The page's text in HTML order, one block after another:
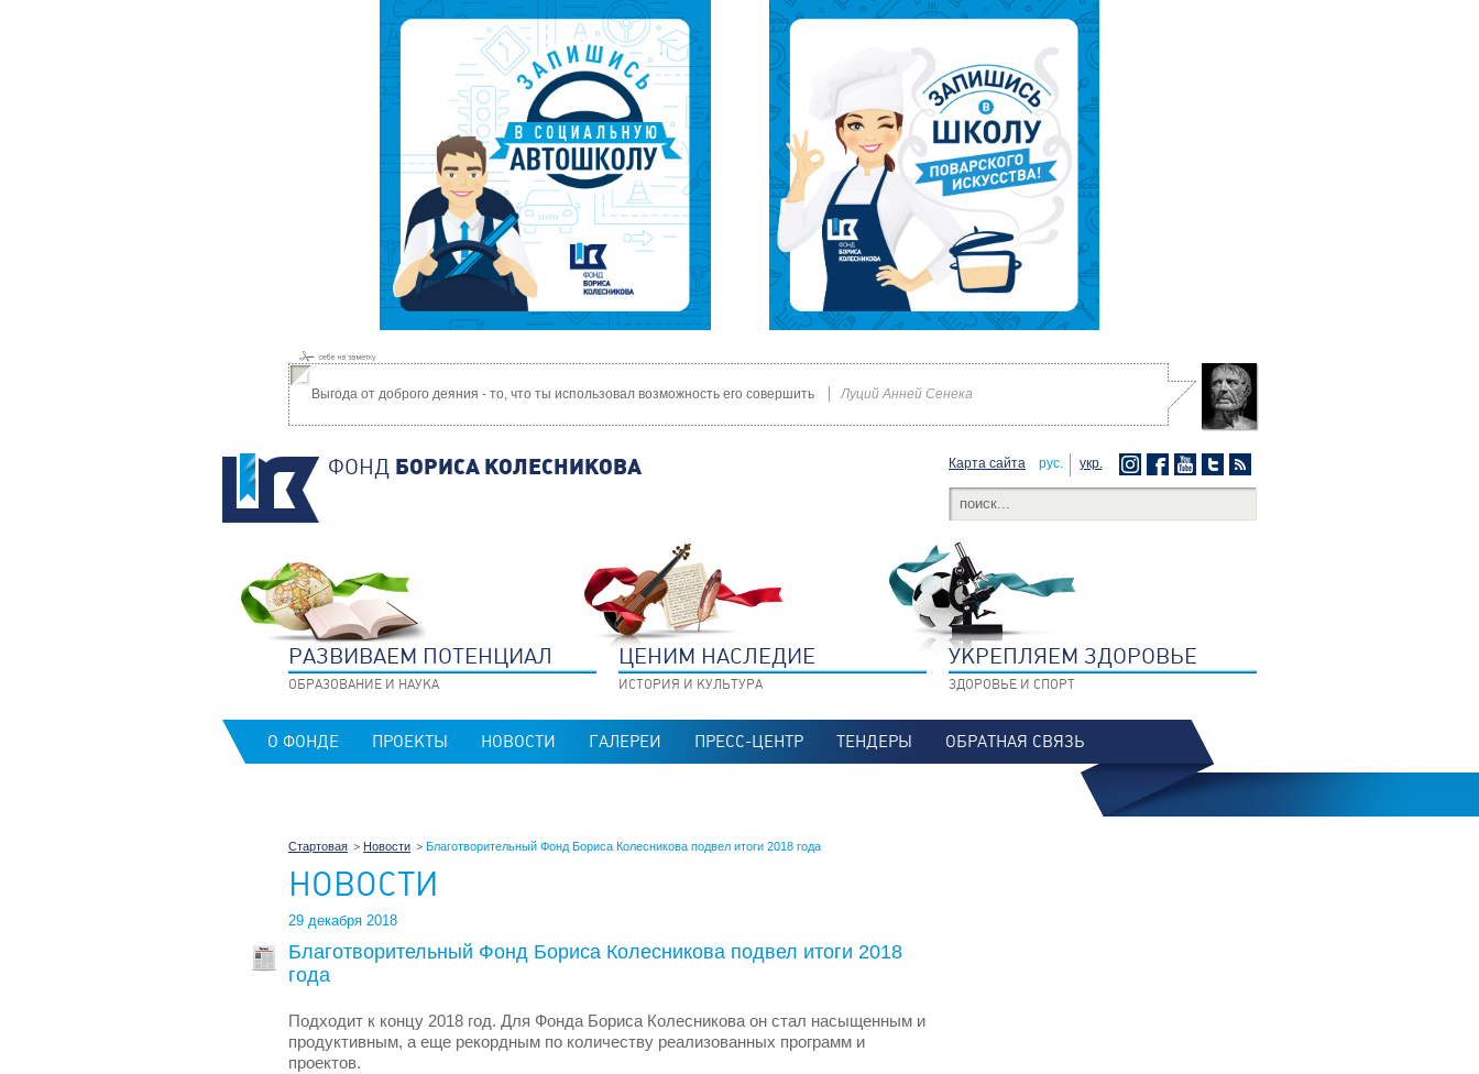
Выгода от доброго деяния - то, что ты использовал возможность его совершить Луций Анней Сенека
ФОНД БОРИСА КОЛЕСНИКОВА Карта сайта рус. укр.
РАЗВИВАЕМ ПОТЕНЦИАЛ
ОБРАЗОВАНИЕ И НАУКА
ЦЕНИМ НАСЛЕДИЕ
ИСТОРИЯ И КУЛЬТУРА
УКРЕПЛЯЕМ ЗДОРОВЬЕ
ЗДОРОВЬЕ И СПОРТ
О ФОНДЕ ПРОЕКТЫ НОВОСТИ ГАЛЕРЕИ ПРЕСС-ЦЕНТР ТЕНДЕРЫ ОБРАТНАЯ СВЯЗЬ
Стартовая Новости Благотворительный Фонд Бориса Колесникова подвел итоги 2018 года
НОВОСТИ
29 декабря 2018
Благотворительный Фонд Бориса Колесникова подвел итоги 2018
года
Подходит к концу 2018 год. Для Фонда Бориса Колесникова он стал насыщенным и
продуктивным, а еще рекордным по количеству реализованных программ и
проектов.